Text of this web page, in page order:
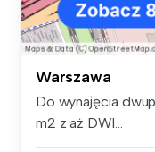
Warszawa
Do wynajęcia
m2 z aż DWI...